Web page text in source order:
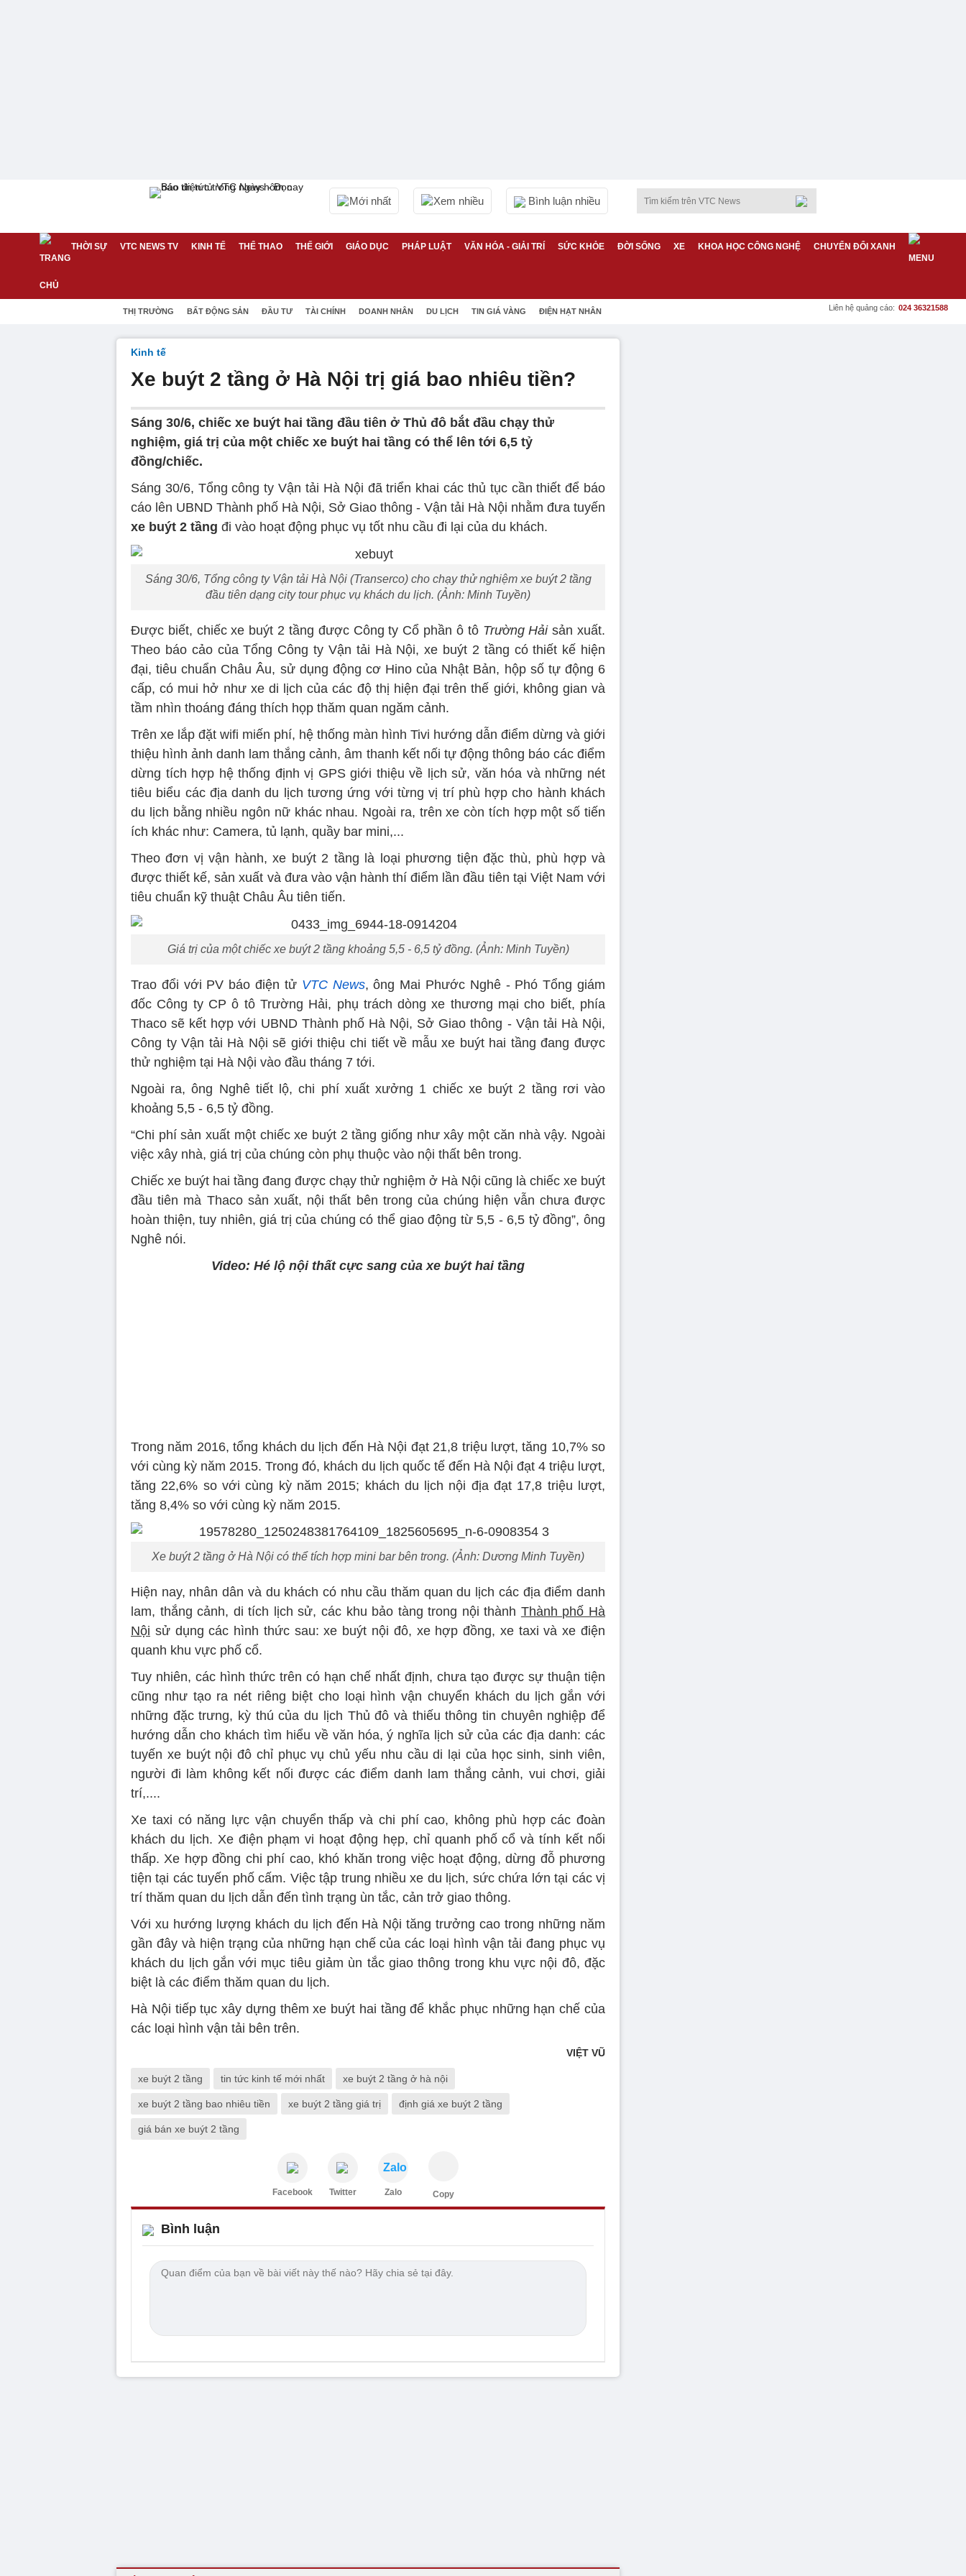
Mới nhất Xem nhiều Bình luận nhiều
THỜI SỰ VTC NEWS TV KINH TẾ THỂ THAO THẾ GIỚI GIÁO DỤC PHÁP LUẬT VĂN HÓA - GIẢI TRÍ SỨC KHỎE ĐỜI SỐNG XE KHOA HỌC CÔNG NGHỆ CHUYỂN ĐỔI XANH
THỊ TRƯỜNG BẤT ĐỘNG SẢN ĐẦU TƯ TÀI CHÍNH DOANH NHÂN DU LỊCH TIN GIÁ VÀNG ĐIỆN HẠT NHÂN Liên hệ quảng cáo: 024 36321588
Kinh tế
Xe buýt 2 tầng ở Hà Nội trị giá bao nhiêu tiền?
Sáng 30/6, chiếc xe buýt hai tầng đầu tiên ở Thủ đô bắt đầu chạy thử
nghiệm, giá trị của một chiếc xe buýt hai tầng có thể lên tới 6,5 tỷ
đồng/chiếc.
Sáng 30/6, Tổng công ty Vận tải Hà Nội đã triển khai các thủ tục cần thiết để báo
cáo lên UBND Thành phố Hà Nội, Sở Giao thông - Vận tải Hà Nội nhằm đưa tuyến
xe buýt 2 tầng đi vào hoạt động phục vụ tốt nhu cầu đi lại của du khách.
Sáng 30/6, Tổng công ty Vận tải Hà Nội (Transerco) cho chạy thử nghiệm xe buýt 2 tầng
đầu tiên dạng city tour phục vụ khách du lịch. (Ảnh: Minh Tuyền)
Được biết, chiếc xe buýt 2 tầng được Công ty Cổ phần ô tô Trường Hảisản xuất.
Theo báo cảo của Tổng Công ty Vận tải Hà Nội, xe buýt 2 tầng có thiết kế hiện
đại, tiêu chuẩn Châu Âu, sử dụng động cơ Hino của Nhật Bản, hộp số tự động 6
cấp, có mui hở như xe di lịch của các độ thị hiện đại trên thế giới, không gian và
tầm nhìn thoáng đáng thích họp thăm quan ngăm cảnh.
Trên xe lắp đặt wifi miến phí, hệ thống màn hình Tivi hướng dẫn điểm dừng và giới
thiệu hình ảnh danh lam thắng cảnh, âm thanh kết nối tự động thông báo các điểm
dừng tích hợp hệ thống định vị GPS giới thiệu về lịch sử, văn hóa và những nét
tiêu biểu các địa danh du lịch tương ứng với từng vị trí phù hợp cho hành khách
du lịch bằng nhiều ngôn nữ khác nhau. Ngoài ra, trên xe còn tích hợp một số tiến
ích khác như: Camera, tủ lạnh, quầy bar mini,...
Theo đơn vị vận hành, xe buýt 2 tầng là loại phương tiện đặc thù, phù hợp và
được thiết kế, sản xuất và đưa vào vận hành thí điểm lần đầu tiên tại Việt Nam với
tiêu chuẩn kỹ thuật Châu Âu tiên tiến.
Giá trị của một chiếc xe buýt 2 tầng khoảng 5,5 - 6,5 tỷ đồng. (Ảnh: Minh Tuyền)
Trao đổi với PV báo điện tử VTC News, ông Mai Phước Nghê - Phó Tổng giám
đốc Công ty CP ô tô Trường Hải, phụ trách dòng xe thương mại cho biết, phía
Thaco sẽ kết hợp với UBND Thành phố Hà Nội, Sở Giao thông - Vận tải Hà Nội,
Công ty Vận tải Hà Nội sẽ giới thiệu chi tiết về mẫu xe buýt hai tầng đang được
thử nghiệm tại Hà Nội vào đầu tháng 7 tới.
Ngoài ra, ông Nghê tiết lộ, chi phí xuất xưởng 1 chiếc xe buýt 2 tầng rơi vào
khoảng 5,5 - 6,5 tỷ đồng.
“Chi phí sản xuất một chiếc xe buýt 2 tầng giống như xây một căn nhà vậy. Ngoài
việc xây nhà, giá trị của chúng còn phụ thuộc vào nội thất bên trong.
Chiếc xe buýt hai tầng đang được chạy thử nghiệm ở Hà Nội cũng là chiếc xe buýt
đầu tiên mà Thaco sản xuất, nội thất bên trong của chúng hiện vẫn chưa được
hoàn thiện, tuy nhiên, giá trị của chúng có thể giao động từ 5,5 - 6,5 tỷ đồng”, ông
Nghê nói.
Video: Hé lộ nội thất cực sang của xe buýt hai tầng
Trong năm 2016, tổng khách du lịch đến Hà Nội đạt 21,8 triệu lượt, tăng 10,7% so
với cùng kỳ năm 2015. Trong đó, khách du lịch quốc tế đến Hà Nội đạt 4 triệu lượt,
tăng 22,6% so với cùng kỳ năm 2015; khách du lịch nội địa đạt 17,8 triệu lượt,
tăng 8,4% so với cùng kỳ năm 2015.
Xe buýt 2 tầng ở Hà Nội có thể tích hợp mini bar bên trong. (Ảnh: Dương Minh Tuyền)
Hiện nay, nhân dân và du khách có nhu cầu thăm quan du lịch các địa điểm danh
lam, thắng cảnh, di tích lịch sử, các khu bảo tàng trong nội thành Thành phố Hà
Nội sử dụng các hình thức sau: xe buýt nội đô, xe hợp đồng, xe taxi và xe điện
quanh khu vực phố cổ.
Tuy nhiên, các hình thức trên có hạn chế nhất định, chưa tạo được sự thuận tiện
cũng như tạo ra nét riêng biệt cho loại hình vận chuyển khách du lịch gắn với
những đặc trưng, kỳ thú của du lịch Thủ đô và thiếu thông tin chuyên nghiệp để
hướng dẫn cho khách tìm hiểu về văn hóa, ý nghĩa lịch sử của các địa danh: các
tuyến xe buýt nội đô chỉ phục vụ chủ yếu nhu cầu di lại của học sinh, sinh viên,
người đi làm không kết nối được các điểm danh lam thắng cảnh, vui chơi, giải
trí,....
Xe taxi có năng lực vận chuyển thấp và chi phí cao, không phù hợp các đoàn
khách du lịch. Xe điện phạm vi hoạt động hẹp, chỉ quanh phố cổ và tính kết nối
thấp. Xe hợp đồng chi phí cao, khó khăn trong việc hoạt động, dừng đỗ phương
tiện tại các tuyến phố cấm. Việc tập trung nhiều xe du lịch, sức chứa lớn tại các vị
trí thăm quan du lịch dẫn đến tình trạng ùn tắc, cản trở giao thông.
Với xu hướng lượng khách du lịch đến Hà Nội tăng trưởng cao trong những năm
gần đây và hiện trạng của những hạn chế của các loại hình vận tải đang phục vụ
khách du lịch gắn với mục tiêu giảm ùn tắc giao thông trong khu vực nội đô, đặc
biệt là các điểm thăm quan du lịch.
Hà Nội tiếp tục xây dựng thêm xe buýt hai tầng để khắc phục những hạn chế của
các loại hình vận tải bên trên.
VIỆT VŨ
xe buýt 2 tầng tin tức kinh tế mới nhất xe buýt 2 tầng ở hà nội
xe buýt 2 tầng bao nhiêu tiền xe buýt 2 tầng giá trị định giá xe buýt 2 tầng
giá bán xe buýt 2 tầng
Facebook Twitter
Zalo
Zalo Copy
Bình luận